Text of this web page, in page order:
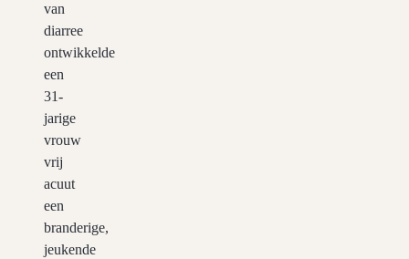
van
diarree
ontwikkelde
een
31-
jarige
vrouw
vrij
acuut
een
branderige,
jeukende